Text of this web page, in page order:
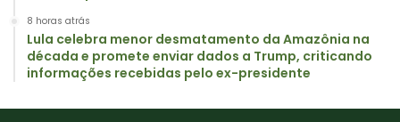
8 horas atrás
Lula celebra menor desmatamento da Amazônia na
década e promete enviar dados a Trump, criticando
informações recebidas pelo ex-presidente